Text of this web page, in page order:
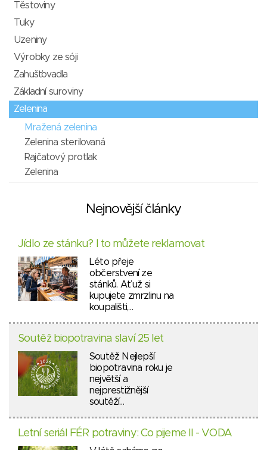
Těstoviny
Tuky
Uzeniny
Výrobky ze sóji
Zahušťovadla
Základní suroviny
Zelenina
Mražená zelenina
Zelenina sterilovaná
Rajčatový protlak
Zelenina
Nejnovější články
Jídlo ze stánku? I to můžete reklamovat
Léto přeje
občerstvení ze
stánků. Ať už si
kupujete zmrzlinu na
koupališti,…
Soutěž biopotravina slaví 25 let
Soutěž Nejlepší
biopotravina roku je
největší a
nejprestižnější
soutěží…
Letní seriál FÉR potraviny: Co pijeme II - VODA